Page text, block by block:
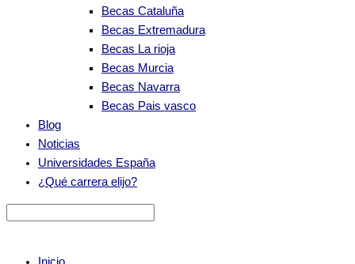
Becas Cataluña
Becas Extremadura
Becas La rioja
Becas Murcia
Becas Navarra
Becas Pais vasco
Blog
Noticias
Universidades España
¿Qué carrera elijo?